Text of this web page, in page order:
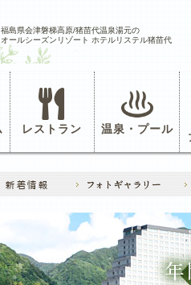
福島県会津磐梯高原/猪苗代温泉湯元の
オールシーズンリゾート ホテルリステル猪苗代
レストラン 温泉・プール